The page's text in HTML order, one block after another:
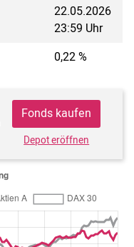
22.05.2026
23:59 Uhr
0,22 %
Fonds kaufen
Depot eröffnen